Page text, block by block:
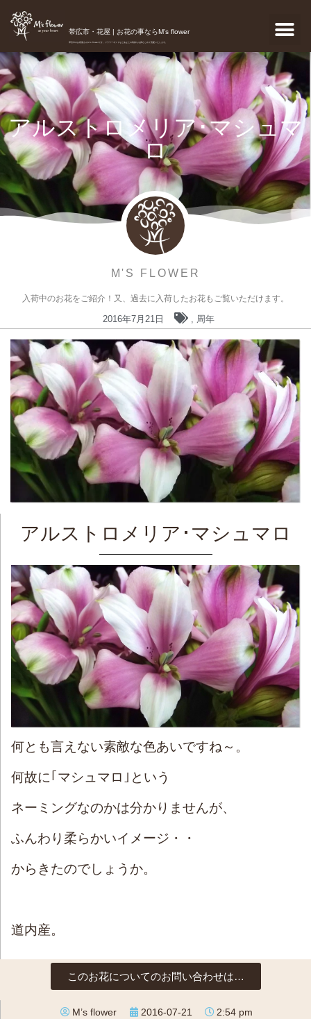
帯広市・花屋 | お花の事ならM's flower
帯広市のお花屋さんM's flowerです。フラワーギフトなどあなたの気持ちを真心こめて宅配いたします。
アルストロメリア･マシュマ
ロ
M'S FLOWER
入荷中のお花をご紹介！又、過去に入荷したお花もご覧いただけます。
2016年7月21日 , 周年
アルストロメリア･マシュマロ
何とも言えない素敵な色あいですね～。
何故に｢マシュマロ｣という
ネーミングなのかは分かりませんが、
ふんわり柔らかいイメージ・・
からきたのでしょうか。
道内産。
このお花についてのお問い合わせは…
M’s flower 2016-07-21 2:54 pm